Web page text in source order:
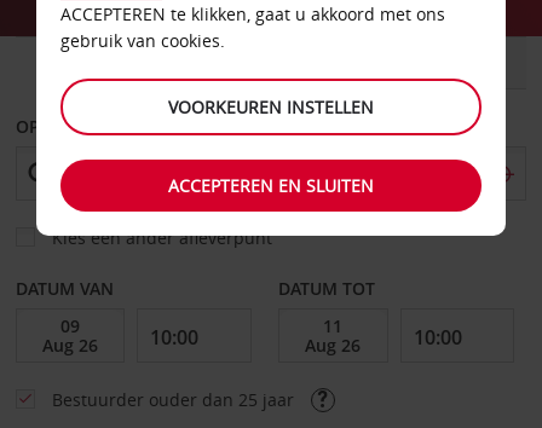
OPHALEN OP
Kies een ander afleverpunt
DATUM VAN DATUM TOT
Bestuurder ouder dan 25 jaar
ACCEPTEREN te klikken, gaat u akkoord met ons
gebruik van cookies.
VOORKEUREN INSTELLEN
ACCEPTEREN EN SLUITEN